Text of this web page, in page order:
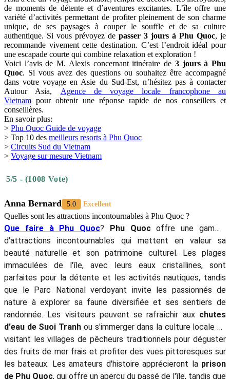
L’après-midi, je suis retourné à Phu Quoc et me suis détendu à Dai
Beach, l'une des plages les plus pittoresques de l’île. Le sable doré et
les eaux calmes en ont fait l’endroit parfait pour se relaxer. En fin de
journée, je me suis rendu au marché nocturne de Phu Quoc pour un
dîner de fruits de mer, où j'ai savouré des plats frais tout en admirant
le coucher de soleil.
Passer3 jours à Phu Quocfut une expérience incroyable, offrant
un équilibre parfait entre détente, aventure et découverte culturelle.
Que vous soyez intéressé par la nature, l’histoire ou simplement la
détente sur de belles plages, Phu Quoc a tout pour plaire.
IV. Conseils pratiques pour votre visite de
3 jours à Phu Quoc
Réservez les activités à l'avance:
en plus populaire, il est donc conseillé de réserver vos visites
Préparez-vous pour le temps: Phu Quoc a un climat tropical,
températures chaudes, surtout pendant la saison sèche
(novembre à avril). Si vous visitez pendant la saison des
pluies, pensez à prendre un imperméable ou un parapluie, car
les averses peuvent être soudaines mais généralement brèves.
Ne manquez pas les fruits de mer locaux:
célèbre pour ses fruits de mer frais, alors ne manquez pas de
goûter aux spécialités locales comme le calmar grillé, le crabe
bleu et les oursins. Vous trouverez de nombreux restaurants en
bord de mer et des stands de nourriture offrant ces délicieux
plats. Une visite au marché nocturne de Phu Quoc est
incontournable pour une expérience authentique des fruits de
mer.
Restez hydraté: L’île peut être assez chaude, alors portez
toujours une bouteille d’eau pour rester hydraté, surtout lors
de vos explorations en plein air. De nombreux cafés et
restaurants proposent de l'eau de coco fraîche, ce qui est à la
fois rafraîchissant et hydratant.